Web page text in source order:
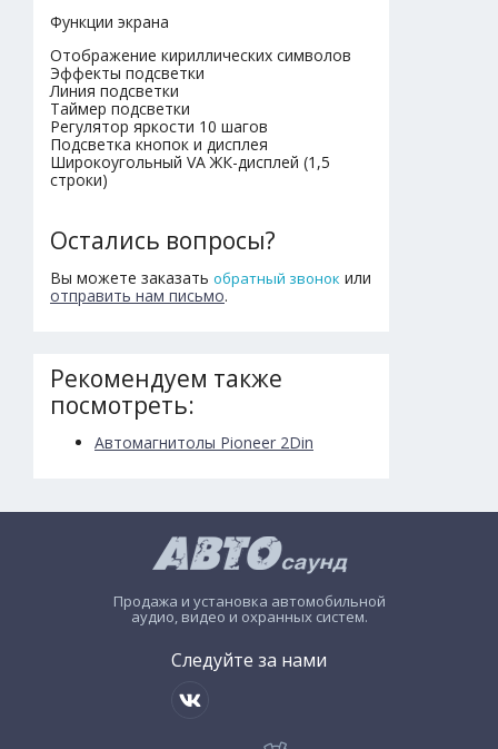
Функции экрана
Отображение кириллических символов
Эффекты подсветки
Линия подсветки
Таймер подсветки
Регулятор яркости 10 шагов
Подсветка кнопок и дисплея
Широкоугольный VA ЖК-дисплей (1,5
строки)
Остались вопросы?
Вы можете заказать обратный звонок или
отправить нам письмо.
Рекомендуем также
посмотреть:
Автомагнитолы Pioneer 2Din
Продажа и установка автомобильной
аудио, видео и охранных систем.
Следуйте за нами